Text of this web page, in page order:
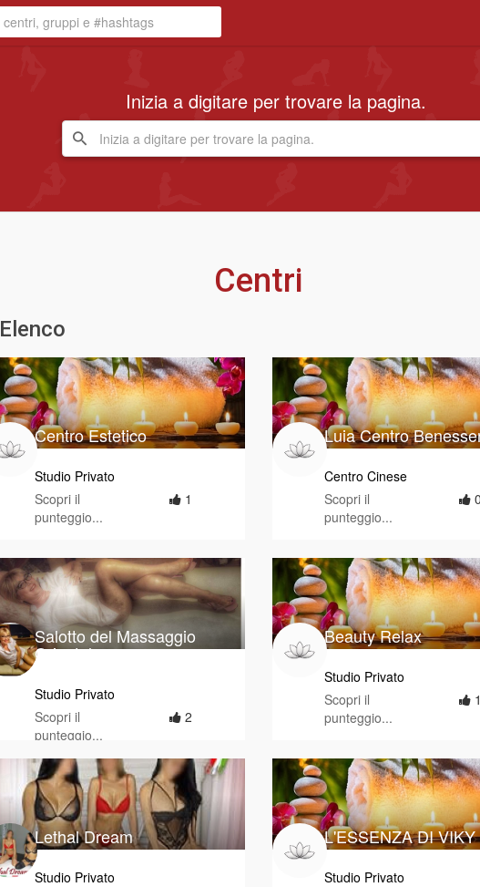
Inizia a digitare per trovare la pagina.
Centri
Elenco
Centro Estetico
Studio Privato
Scopri il
punteggio...
1
Luia Centro
Centro Cinese
Scopri il
punteggio...
Salotto del Massaggio
Orientale
Studio Privato
Scopri il
punteggio...
2
Beauty Relax
Studio Privato
Scopri il
punteggio...
Lethal Dream
Studio Privato
L'ESSENZA DI VIKY
Studio Privato